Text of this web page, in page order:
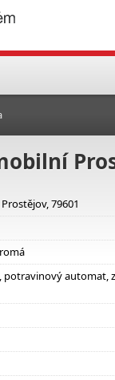
79601
potravinový automat,